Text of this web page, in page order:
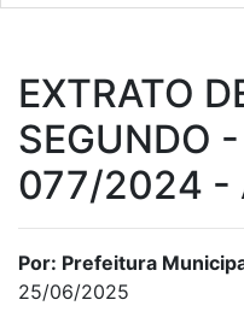
EXTRATO
SEGUNDO
077/2024 -
Por: Prefeitura
25/06/2025